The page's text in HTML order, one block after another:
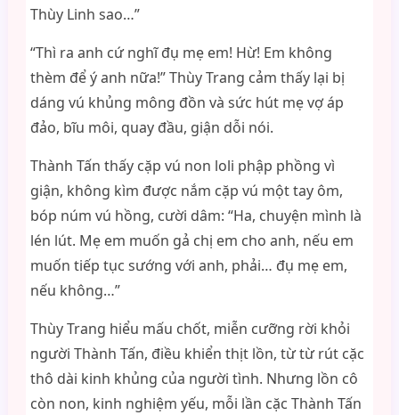
Thùy Linh sao…”
“Thì ra anh cứ nghĩ đụ mẹ em! Hừ! Em không
thèm để ý anh nữa!” Thùy Trang cảm thấy lại bị
dáng vú khủng mông đồn và sức hút mẹ vợ áp
đảo, bĩu môi, quay đầu, giận dỗi nói.
Thành Tấn thấy cặp vú non loli phập phồng vì
giận, không kìm được nắm cặp vú một tay ôm,
bóp núm vú hồng, cười dâm: “Ha, chuyện mình là
lén lút. Mẹ em muốn gả chị em cho anh, nếu em
muốn tiếp tục sướng với anh, phải… đụ mẹ em,
nếu không…”
Thùy Trang hiểu mấu chốt, miễn cưỡng rời khỏi
người Thành Tấn, điều khiển thịt lồn, từ từ rút cặc
thô dài kinh khủng của người tình. Nhưng lồn cô
còn non, kinh nghiệm yếu, mỗi lần cặc Thành Tấn